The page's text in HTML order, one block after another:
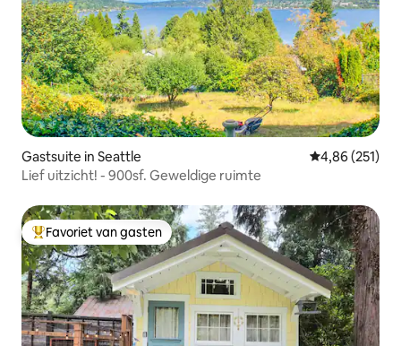
Gastsuite in Seattle Gemiddelde
4,86 (251)
Lief uitzicht! - 900sf. Geweldige ruimte
Topfavoriet van gasten
Favoriet van gasten